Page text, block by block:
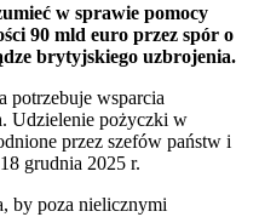
w sprawie pomocy
90 mld euro przez spór o
brytyjskiego uzbrojenia.
potrzebuje wsparcia
Udzielenie pożyczki w
przez szefów państw i
grudnia 2025 r.
by poza nielicznymi